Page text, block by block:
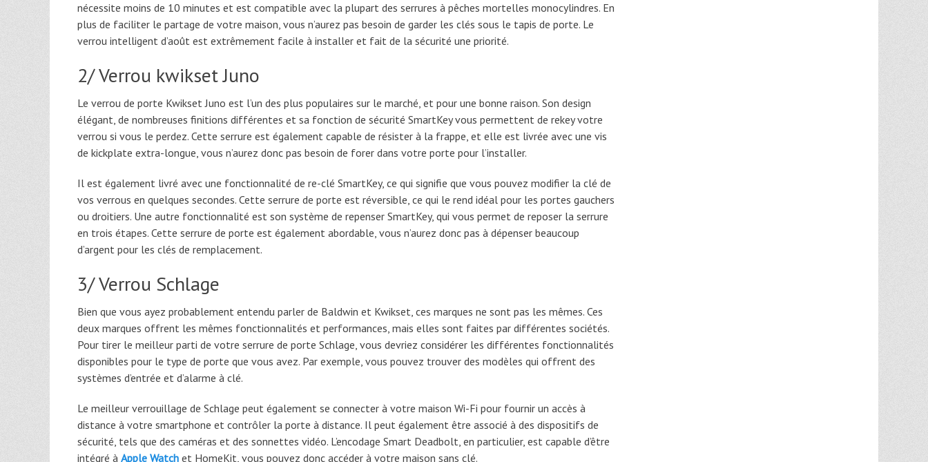
nécessite moins de 10 minutes et est compatible avec la plupart des serrures à pêches mortelles monocylindres. En
plus de faciliter le partage de votre maison, vous n’aurez pas besoin de garder les clés sous le tapis de porte. Le
verrou intelligent d’août est extrêmement facile à installer et fait de la sécurité une priorité.
2/ Verrou kwikset Juno
Le verrou de porte Kwikset Juno est l’un des plus populaires sur le marché, et pour une bonne raison. Son design
élégant, de nombreuses finitions différentes et sa fonction de sécurité SmartKey vous permettent de rekey votre
verrou si vous le perdez. Cette serrure est également capable de résister à la frappe, et elle est livrée avec une vis
de kickplate extra-longue, vous n’aurez donc pas besoin de forer dans votre porte pour l’installer.
Il est également livré avec une fonctionnalité de re-clé SmartKey, ce qui signifie que vous pouvez modifier la clé de
vos verrous en quelques secondes. Cette serrure de porte est réversible, ce qui le rend idéal pour les portes gauchers
ou droitiers. Une autre fonctionnalité est son système de repenser SmartKey, qui vous permet de reposer la serrure
en trois étapes. Cette serrure de porte est également abordable, vous n’aurez donc pas à dépenser beaucoup
d’argent pour les clés de remplacement.
3/ Verrou Schlage
Bien que vous ayez probablement entendu parler de Baldwin et Kwikset, ces marques ne sont pas les mêmes. Ces
deux marques offrent les mêmes fonctionnalités et performances, mais elles sont faites par différentes sociétés.
Pour tirer le meilleur parti de votre serrure de porte Schlage, vous devriez considérer les différentes fonctionnalités
disponibles pour le type de porte que vous avez. Par exemple, vous pouvez trouver des modèles qui offrent des
systèmes d’entrée et d’alarme à clé.
Le meilleur verrouillage de Schlage peut également se connecter à votre maison Wi-Fi pour fournir un accès à
distance à votre smartphone et contrôler la porte à distance. Il peut également être associé à des dispositifs de
sécurité, tels que des caméras et des sonnettes vidéo. L’encodage Smart Deadbolt, en particulier, est capable d’être
intégré à Apple Watch et HomeKit, vous pouvez donc accéder à votre maison sans clé.